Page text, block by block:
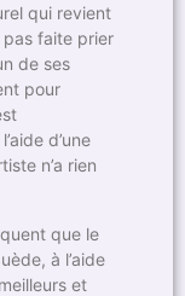
qui revient
pas faite prier
de ses
pour
d’une
n’a rien
que le
à l’aide
et